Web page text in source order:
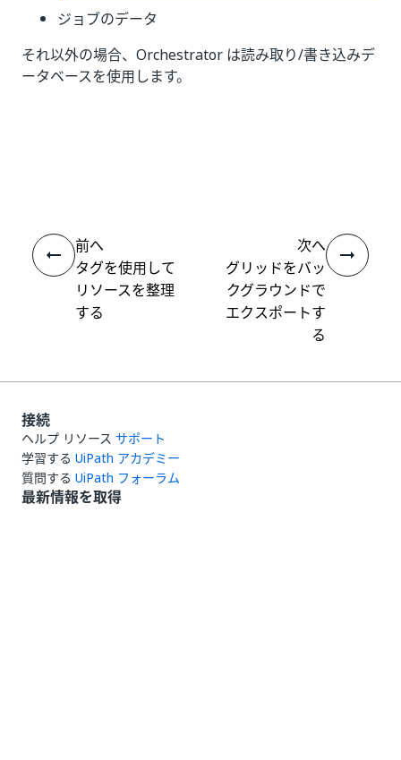
ジョブのデータ
それ以外の場合、Orchestrator は読み取り/書き込みデ
ータベースを使用します。
前へ
タグを使用して
リソースを整理
する
次へ
グリッドをバッ
クグラウンドで
エクスポートす
る
接続
ヘルプ リソース サポート
学習する UiPath アカデミー
質問する UiPath フォーラム
最新情報を取得